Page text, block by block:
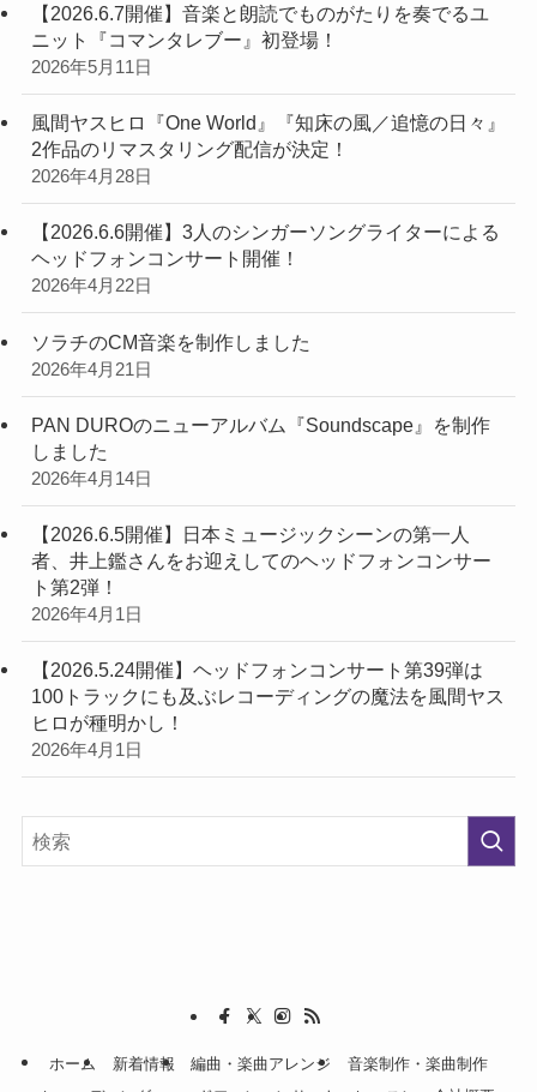
【2026.6.7開催】音楽と朗読でものがたりを奏でるユ
ニット『コマンタレブー』初登場！
2026年5月11日
風間ヤスヒロ『One World』『知床の風／追憶の日々』
2作品のリマスタリング配信が決定！
2026年4月28日
【2026.6.6開催】3人のシンガーソングライターによる
ヘッドフォンコンサート開催！
2026年4月22日
ソラチのCM音楽を制作しました
2026年4月21日
PAN DUROのニューアルバム『Soundscape』を制作
しました
2026年4月14日
【2026.6.5開催】日本ミュージックシーンの第一人
者、井上鑑さんをお迎えしてのヘッドフォンコンサー
ト第2弾！
2026年4月1日
【2026.5.24開催】ヘッドフォンコンサート第39弾は
100トラックにも及ぶレコーディングの魔法を風間ヤス
ヒロが種明かし！
2026年4月1日
ホーム 新着情報 編曲・楽曲アレンジ
音楽制作・楽曲制作